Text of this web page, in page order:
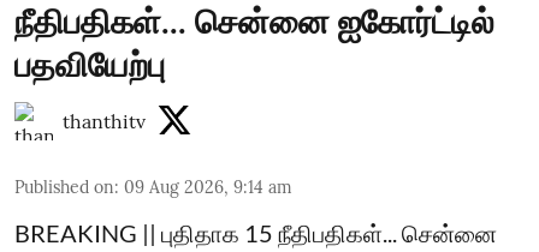
நீதிபதிகள்... சென்னை ஐகோர்ட்டில்
பதவியேற்பு
thanthitv
Published on: 09 Aug 2026, 9:14 am
BREAKING || புதிதாக 15 நீதிபதிகள்... சென்னை